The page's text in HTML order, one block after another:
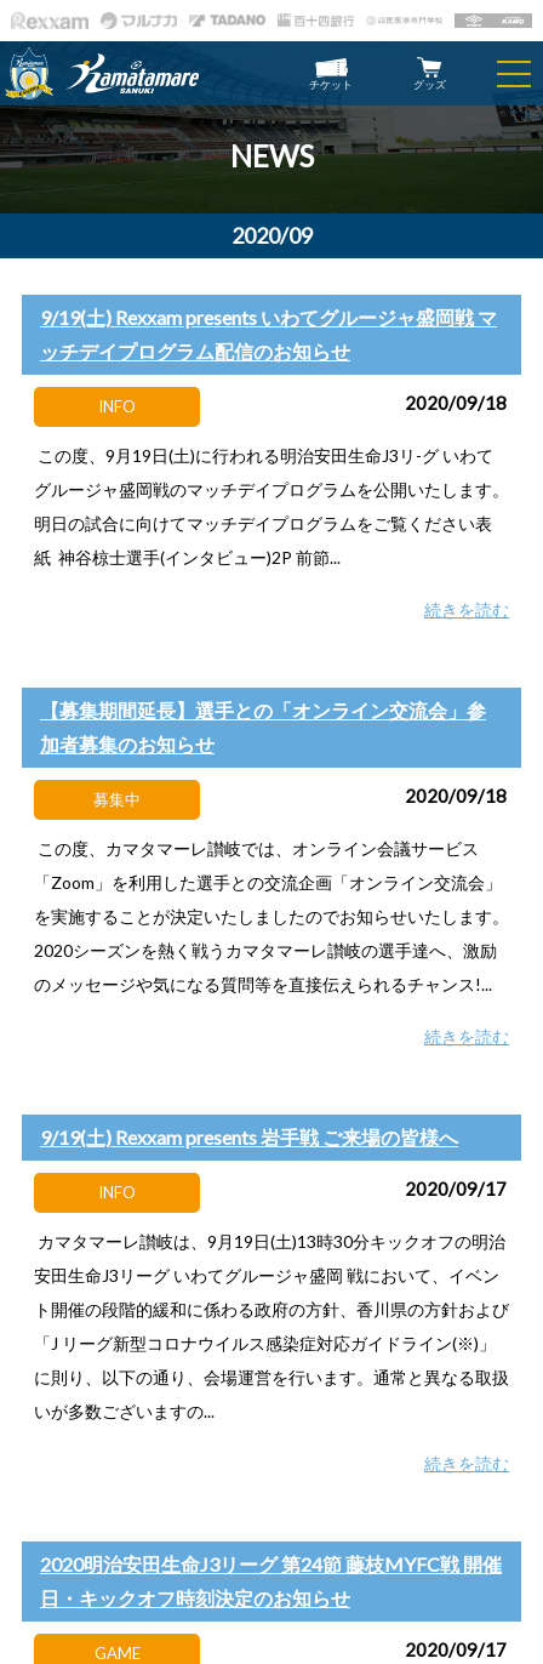
チケット グッズ
NEWS
2020/09
9/19(土) Rexxam presents いわてグルージャ盛岡戦 マ
ッチデイプログラム配信のお知らせ
INFO 2020/09/18
この度、9月19日(土)に行われる明治安田生命J3リ-グ いわて
グルージャ盛岡戦のマッチデイプログラムを公開いたします。
明日の試合に向けてマッチデイプログラムをご覧ください表
紙 神谷椋士選手(インタビュー)2P 前節...
続きを読む
【募集期間延長】選手との「オンライン交流会」参
加者募集のお知らせ
募集中 2020/09/18
この度、カマタマーレ讃岐では、オンライン会議サービス
「Zoom」を利用した選手との交流企画「オンライン交流会」
を実施することが決定いたしましたのでお知らせいたします。
2020シーズンを熱く戦うカマタマーレ讃岐の選手達へ、激励
のメッセージや気になる質問等を直接伝えられるチャンス!...
続きを読む
9/19(土) Rexxam presents 岩手戦 ご来場の皆様へ
INFO 2020/09/17
カマタマーレ讃岐は、9月19日(土)13時30分キックオフの明治
安田生命J3リーグ いわてグルージャ盛岡 戦において、イベン
ト開催の段階的緩和に係わる政府の方針、香川県の方針および
「J リーグ新型コロナウイルス感染症対応ガイドライン(※)」
に則り、以下の通り、会場運営を行います。通常と異なる取扱
いが多数ございますの...
続きを読む
2020明治安田生命J3リーグ 第24節 藤枝MYFC戦 開催
日・キックオフ時刻決定のお知らせ
GAME 2020/09/17